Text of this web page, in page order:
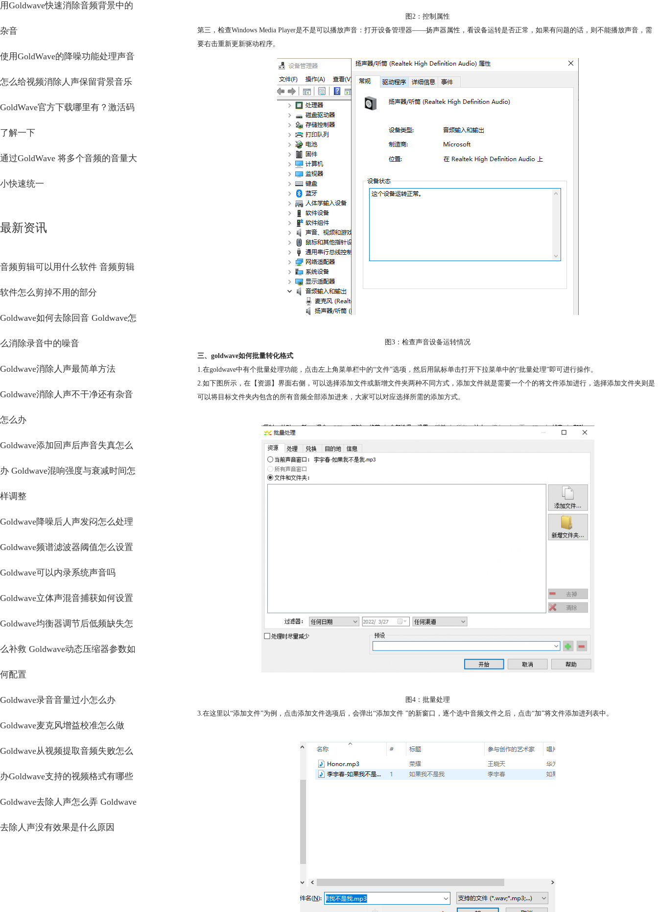
用Goldwave快速消除音频背景中的
杂音
使用GoldWave的降噪功能处理声音
怎么给视频消除人声保留背景音乐
GoldWave官方下载哪里有？激活码
了解一下
通过GoldWave 将多个音频的音量大
小快速统一
最新资讯
音频剪辑可以用什么软件 音频剪辑
软件怎么剪掉不用的部分
Goldwave如何去除回音 Goldwave怎
么消除录音中的噪音
Goldwave消除人声最简单方法
Goldwave消除人声不干净还有杂音
怎么办
Goldwave添加回声后声音失真怎么
办 Goldwave混响强度与衰减时间怎
样调整
Goldwave降噪后人声发闷怎么处理
Goldwave频谱滤波器阈值怎么设置
Goldwave可以内录系统声音吗
Goldwave立体声混音捕获如何设置
Goldwave均衡器调节后低频缺失怎
么补救 Goldwave动态压缩器参数如
何配置
Goldwave录音音量过小怎么办
Goldwave麦克风增益校准怎么做
Goldwave从视频提取音频失败怎么
办Goldwave支持的视频格式有哪些
Goldwave去除人声怎么弄 Goldwave
去除人声没有效果是什么原因
​图2：控制属性
第三，检查Windows Media Player是不是可以播放声音：打开设备管理器——扬声器属性，看设备运转是否正常，如果有问题的话，则不能播放声音，需
要右击重新更新驱动程序。
图3：检查声音设备运转情况
三、goldwave如何批量转化格式
1.在goldwave中有个批量处理功能，点击左上角菜单栏中的“文件”选项，然后用鼠标单击打开下拉菜单中的“批量处理”即可进行操作。
2.如下图所示，在【资源】界面右侧，可以选择添加文件或新增文件夹两种不同方式，添加文件就是需要一个个的将文件添加进行，选择添加文件夹则是
可以将目标文件夹内包含的所有音频全部添加进来，大家可以对应选择所需的添加方式。
图4：批量处理
3.在这里以“添加文件”为例，点击添加文件选项后，会弹出“添加文件 ”的新窗口，逐个选中音频文件之后，点击“加”将文件添加进列表中。